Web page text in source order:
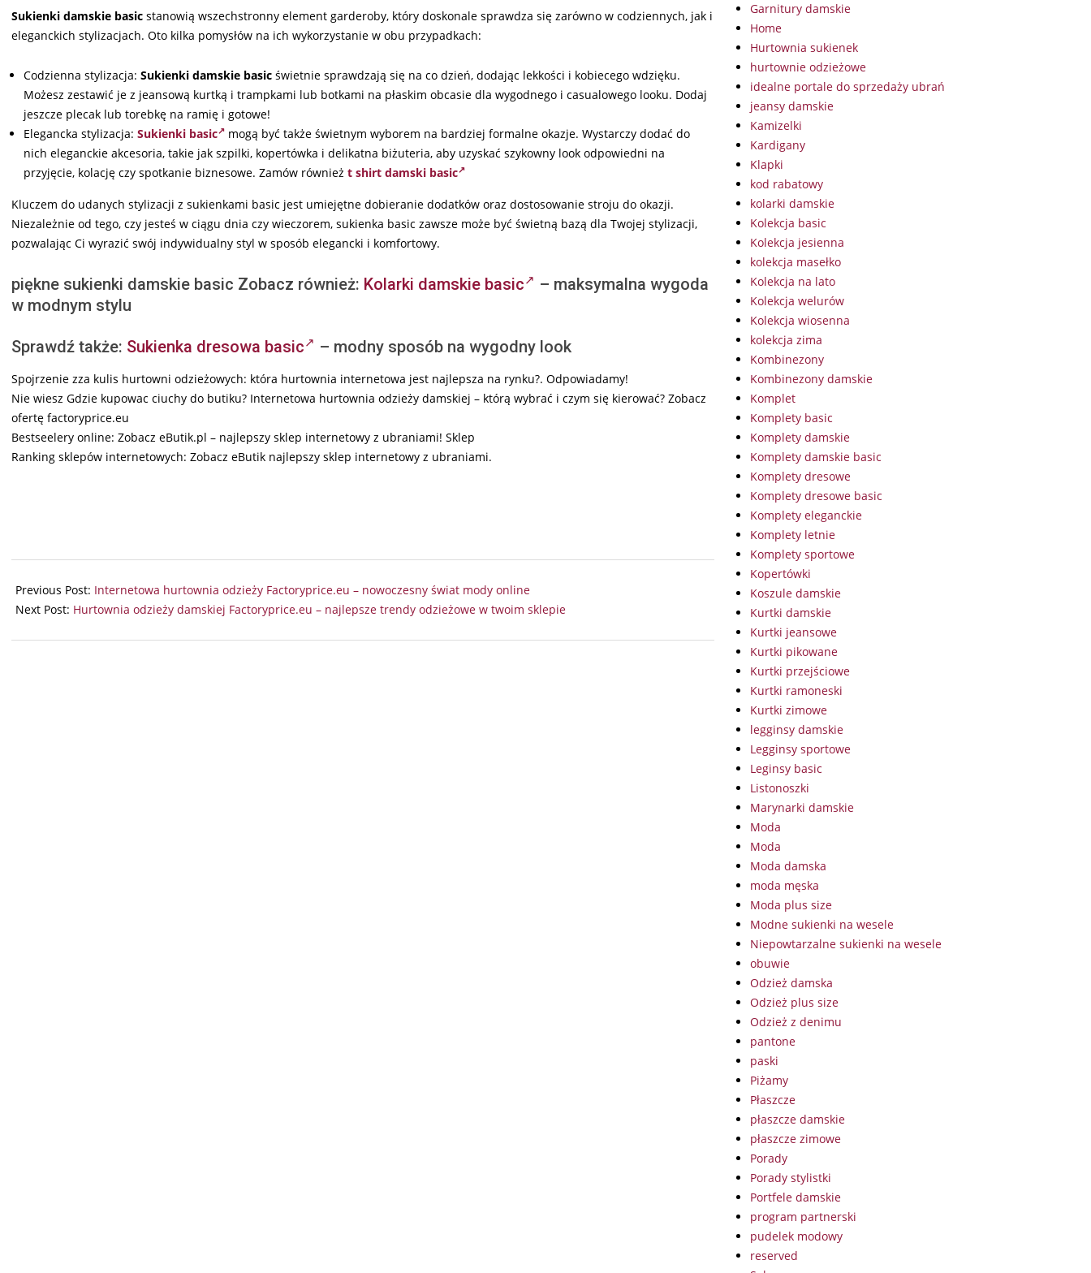
Sukienki damskie basic stanowią wszechstronny element garderoby, który doskonale sprawdza się zarówno w codziennych, jak i
eleganckich stylizacjach. Oto kilka pomysłów na ich wykorzystanie w obu przypadkach:
Codzienna stylizacja: Sukienki damskie basic świetnie sprawdzają się na co dzień, dodając lekkości i kobiecego wdzięku.
Możesz zestawić je z jeansową kurtką i trampkami lub botkami na płaskim obcasie dla wygodnego i casualowego looku. Dodaj
jeszcze plecak lub torebkę na ramię i gotowe!
Elegancka stylizacja: Sukienki basic
mogą być także świetnym wyborem na bardziej formalne okazje. Wystarczy dodać do
nich eleganckie akcesoria, takie jak szpilki, kopertówka i delikatna biżuteria, aby uzyskać szykowny look odpowiedni na
przyjęcie, kolację czy spotkanie biznesowe. Zamów również t shirt damski basic
Kluczem do udanych stylizacji z sukienkami basic jest umiejętne dobieranie dodatków oraz dostosowanie stroju do okazji.
Niezależnie od tego, czy jesteś w ciągu dnia czy wieczorem, sukienka basic zawsze może być świetną bazą dla Twojej stylizacji,
pozwalając Ci wyrazić swój indywidualny styl w sposób elegancki i komfortowy.
piękne sukienki damskie basic Zobacz również: Kolarki damskie basic
– maksymalna wygoda
w modnym stylu
Sprawdź także: Sukienka dresowa basic – modny sposób na wygodny look
Spojrzenie zza kulis hurtowni odzieżowych: która hurtownia internetowa jest najlepsza na rynku?. Odpowiadamy!
Nie wiesz Gdzie kupowac ciuchy do butiku? Internetowa hurtownia odzieży damskiej – którą wybrać i czym się kierować? Zobacz
ofertę factoryprice.eu
Bestseelery online: Zobacz eButik.pl – najlepszy sklep internetowy z ubraniami! Sklep
Ranking sklepów internetowych: Zobacz eButik najlepszy sklep internetowy z ubraniami.
08-
23
Previous Post: Internetowa hurtownia odzieży Factoryprice.eu – nowoczesny świat mody online
Next Post: Hurtownia odzieży damskiej Factoryprice.eu – najlepsze trendy odzieżowe w twoim sklepie
Garnitury damskie
Home
Hurtownia sukienek
hurtownie odzieżowe
idealne portale do sprzedaży ubrań
jeansy damskie
Kamizelki
Kardigany
Klapki
kod rabatowy
kolarki damskie
Kolekcja basic
Kolekcja jesienna
kolekcja masełko
Kolekcja na lato
Kolekcja welurów
Kolekcja wiosenna
kolekcja zima
Kombinezony
Kombinezony damskie
Komplet
Komplety basic
Komplety damskie
Komplety damskie basic
Komplety dresowe
Komplety dresowe basic
Komplety eleganckie
Komplety letnie
Komplety sportowe
Kopertówki
Koszule damskie
Kurtki damskie
Kurtki jeansowe
Kurtki pikowane
Kurtki przejściowe
Kurtki ramoneski
Kurtki zimowe
legginsy damskie
Legginsy sportowe
Leginsy basic
Listonoszki
Marynarki damskie
Moda
Moda
Moda damska
moda męska
Moda plus size
Modne sukienki na wesele
Niepowtarzalne sukienki na wesele
obuwie
Odzież damska
Odzież plus size
Odzież z denimu
pantone
paski
Piżamy
Płaszcze
płaszcze damskie
płaszcze zimowe
Porady
Porady stylistki
Portfele damskie
program partnerski
pudelek modowy
reserved